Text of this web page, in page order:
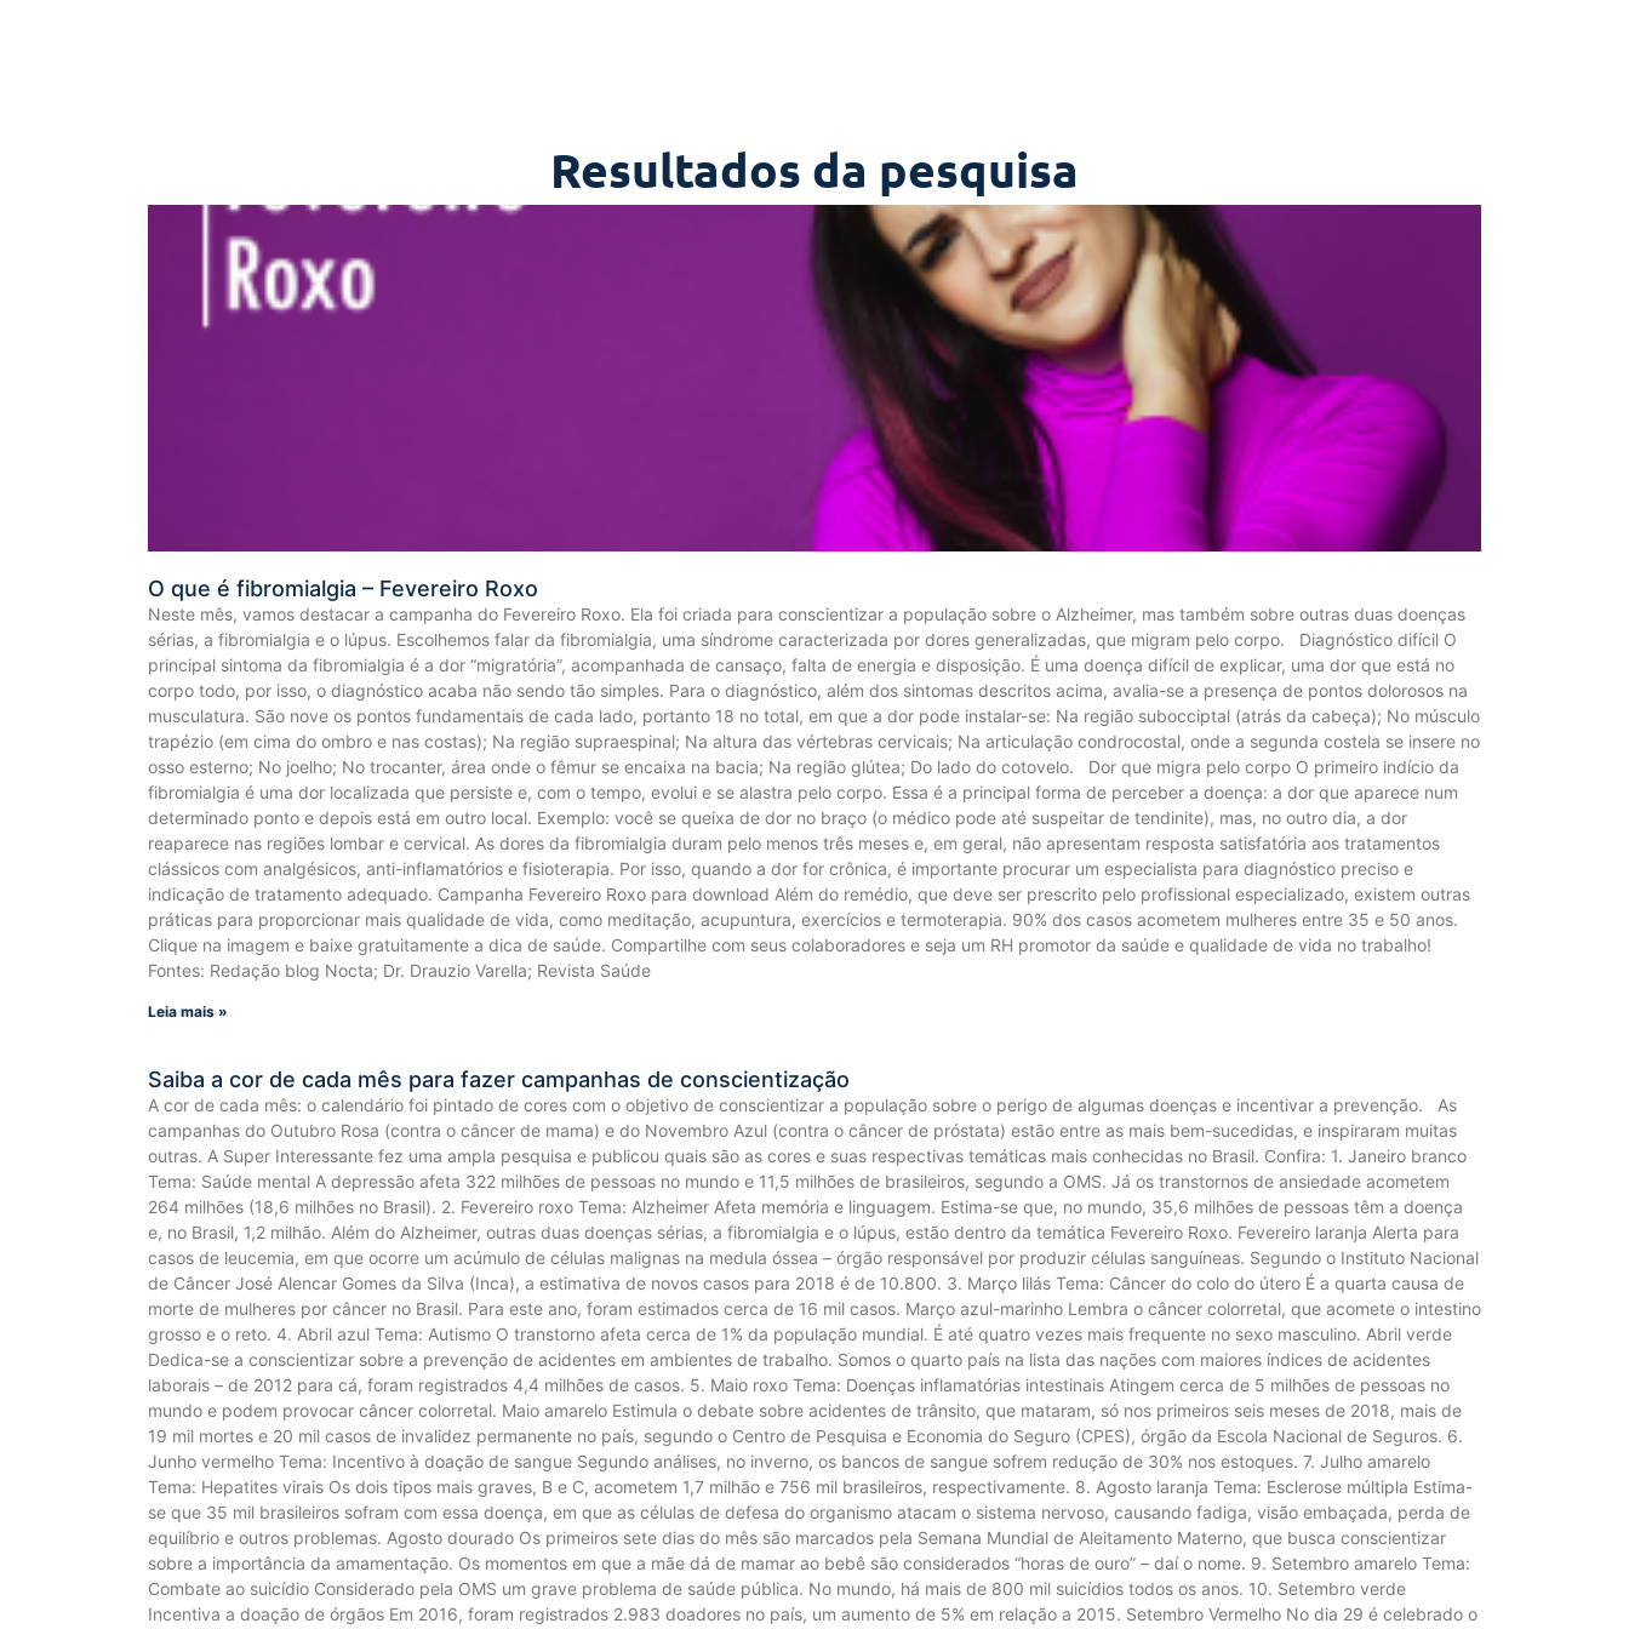
Resultados da pesquisa
O que é fibromialgia – Fevereiro Roxo
Neste mês, vamos destacar a campanha do Fevereiro Roxo. Ela foi criada para conscientizar a população sobre o Alzheimer, mas também sobre outras duas doenças
sérias, a fibromialgia e o lúpus. Escolhemos falar da fibromialgia, uma síndrome caracterizada por dores generalizadas, que migram pelo corpo. Diagnóstico difícil O
principal sintoma da fibromialgia é a dor “migratória”, acompanhada de cansaço, falta de energia e disposição. É uma doença difícil de explicar, uma dor que está no
corpo todo, por isso, o diagnóstico acaba não sendo tão simples. Para o diagnóstico, além dos sintomas descritos acima, avalia-se a presença de pontos dolorosos na
musculatura. São nove os pontos fundamentais de cada lado, portanto 18 no total, em que a dor pode instalar-se: Na região subocciptal (atrás da cabeça); No músculo
trapézio (em cima do ombro e nas costas); Na região supraespinal; Na altura das vértebras cervicais; Na articulação condrocostal, onde a segunda costela se insere no
osso esterno; No joelho; No trocanter, área onde o fêmur se encaixa na bacia; Na região glútea; Do lado do cotovelo. Dor que migra pelo corpo O primeiro indício da
fibromialgia é uma dor localizada que persiste e, com o tempo, evolui e se alastra pelo corpo. Essa é a principal forma de perceber a doença: a dor que aparece num
determinado ponto e depois está em outro local. Exemplo: você se queixa de dor no braço (o médico pode até suspeitar de tendinite), mas, no outro dia, a dor
reaparece nas regiões lombar e cervical. As dores da fibromialgia duram pelo menos três meses e, em geral, não apresentam resposta satisfatória aos tratamentos
clássicos com analgésicos, anti-inflamatórios e fisioterapia. Por isso, quando a dor for crônica, é importante procurar um especialista para diagnóstico preciso e
indicação de tratamento adequado. Campanha Fevereiro Roxo para download Além do remédio, que deve ser prescrito pelo profissional especializado, existem outras
práticas para proporcionar mais qualidade de vida, como meditação, acupuntura, exercícios e termoterapia. 90% dos casos acometem mulheres entre 35 e 50 anos.
Clique na imagem e baixe gratuitamente a dica de saúde. Compartilhe com seus colaboradores e seja um RH promotor da saúde e qualidade de vida no trabalho!
Fontes: Redação blog Nocta; Dr. Drauzio Varella; Revista Saúde
Leia mais »
Saiba a cor de cada mês para fazer campanhas de conscientização
A cor de cada mês: o calendário foi pintado de cores com o objetivo de conscientizar a população sobre o perigo de algumas doenças e incentivar a prevenção. As
campanhas do Outubro Rosa (contra o câncer de mama) e do Novembro Azul (contra o câncer de próstata) estão entre as mais bem-sucedidas, e inspiraram muitas
outras. A Super Interessante fez uma ampla pesquisa e publicou quais são as cores e suas respectivas temáticas mais conhecidas no Brasil. Confira: 1. Janeiro branco
Tema: Saúde mental A depressão afeta 322 milhões de pessoas no mundo e 11,5 milhões de brasileiros, segundo a OMS. Já os transtornos de ansiedade acometem
264 milhões (18,6 milhões no Brasil). 2. Fevereiro roxo Tema: Alzheimer Afeta memória e linguagem. Estima-se que, no mundo, 35,6 milhões de pessoas têm a doença
e, no Brasil, 1,2 milhão. Além do Alzheimer, outras duas doenças sérias, a fibromialgia e o lúpus, estão dentro da temática Fevereiro Roxo. Fevereiro laranja Alerta para
casos de leucemia, em que ocorre um acúmulo de células malignas na medula óssea – órgão responsável por produzir células sanguíneas. Segundo o Instituto Nacional
de Câncer José Alencar Gomes da Silva (Inca), a estimativa de novos casos para 2018 é de 10.800. 3. Março lilás Tema: Câncer do colo do útero É a quarta causa de
morte de mulheres por câncer no Brasil. Para este ano, foram estimados cerca de 16 mil casos. Março azul-marinho Lembra o câncer colorretal, que acomete o intestino
grosso e o reto. 4. Abril azul Tema: Autismo O transtorno afeta cerca de 1% da população mundial. É até quatro vezes mais frequente no sexo masculino. Abril verde
Dedica-se a conscientizar sobre a prevenção de acidentes em ambientes de trabalho. Somos o quarto país na lista das nações com maiores índices de acidentes
laborais – de 2012 para cá, foram registrados 4,4 milhões de casos. 5. Maio roxo Tema: Doenças inflamatórias intestinais Atingem cerca de 5 milhões de pessoas no
mundo e podem provocar câncer colorretal. Maio amarelo Estimula o debate sobre acidentes de trânsito, que mataram, só nos primeiros seis meses de 2018, mais de
19 mil mortes e 20 mil casos de invalidez permanente no país, segundo o Centro de Pesquisa e Economia do Seguro (CPES), órgão da Escola Nacional de Seguros. 6.
Junho vermelho Tema: Incentivo à doação de sangue Segundo análises, no inverno, os bancos de sangue sofrem redução de 30% nos estoques. 7. Julho amarelo
Tema: Hepatites virais Os dois tipos mais graves, B e C, acometem 1,7 milhão e 756 mil brasileiros, respectivamente. 8. Agosto laranja Tema: Esclerose múltipla Estima-
se que 35 mil brasileiros sofram com essa doença, em que as células de defesa do organismo atacam o sistema nervoso, causando fadiga, visão embaçada, perda de
equilíbrio e outros problemas. Agosto dourado Os primeiros sete dias do mês são marcados pela Semana Mundial de Aleitamento Materno, que busca conscientizar
sobre a importância da amamentação. Os momentos em que a mãe dá de mamar ao bebê são considerados “horas de ouro” – daí o nome. 9. Setembro amarelo Tema:
Combate ao suicídio Considerado pela OMS um grave problema de saúde pública. No mundo, há mais de 800 mil suicídios todos os anos. 10. Setembro verde
Incentiva a doação de órgãos Em 2016, foram registrados 2.983 doadores no país, um aumento de 5% em relação a 2015. Setembro Vermelho No dia 29 é celebrado o